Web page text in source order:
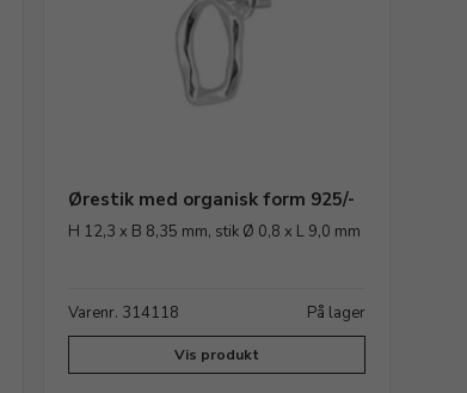
Ørestik med organisk form 925/-
H 12,3 x B 8,35 mm, stik Ø 0,8 x L 9,0 mm
Varenr. 314118 På lager
Vis produkt